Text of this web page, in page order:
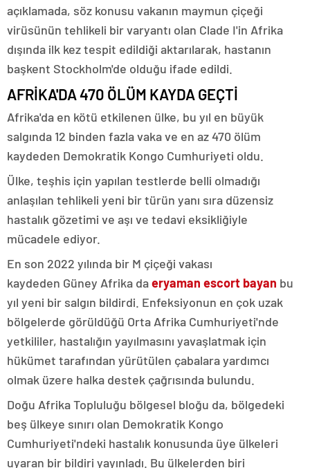
açıklamada, söz konusu vakanın maymun çiçeği
virüsünün tehlikeli bir varyantı olan Clade I'in Afrika
dışında ilk kez tespit edildiği aktarılarak, hastanın
başkent Stockholm'de olduğu ifade edildi.
AFRİKA'DA 470 ÖLÜM KAYDA GEÇTİ
Afrika'da en kötü etkilenen ülke, bu yıl en büyük
salgında 12 binden fazla vaka ve en az 470 ölüm
kaydeden Demokratik Kongo Cumhuriyeti oldu.
Ülke, teşhis için yapılan testlerde belli olmadığı
anlaşılan tehlikeli yeni bir türün yanı sıra düzensiz
hastalık gözetimi ve aşı ve tedavi eksikliğiyle
mücadele ediyor.
En son 2022 yılında bir M çiçeği vakası
kaydeden Güney Afrika daeryaman escort bayan bu
yıl yeni bir salgın bildirdi. Enfeksiyonun en çok uzak
bölgelerde görüldüğü Orta Afrika Cumhuriyeti'nde
yetkililer, hastalığın yayılmasını yavaşlatmak için
hükümet tarafından yürütülen çabalara yardımcı
olmak üzere halka destek çağrısında bulundu.
Doğu Afrika Topluluğu bölgesel bloğu da, bölgedeki
beş ülkeye sınırı olan Demokratik Kongo
Cumhuriyeti'ndeki hastalık konusunda üye ülkeleri
uyaran bir bildiri yayınladı. Bu ülkelerden biri